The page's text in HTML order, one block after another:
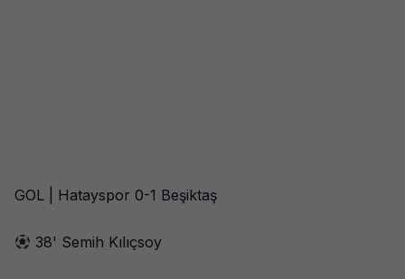
GOL | Hatayspor 0-1 Beşiktaş
38' Semih Kılıçsoy